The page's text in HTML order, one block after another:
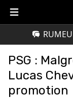
PSG :
Lucas
promotion